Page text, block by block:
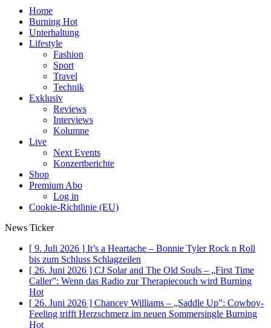
Home
Burning Hot
Unterhaltung
Lifestyle
Fashion
Sport
Travel
Technik
Exklusiv
Reviews
Interviews
Kolumne
Live
Next Events
Konzertberichte
Shop
Premium Abo
Log in
Cookie-Richtlinie (EU)
News Ticker
[ 9. Juli 2026 ] It’s a Heartache – Bonnie Tyler Rock n Roll
bis zum Schluss Schlagzeilen
[ 26. Juni 2026 ] CJ Solar and The Old Souls – „First Time
Caller”: Wenn das Radio zur Therapiecouch wird Burning
Hot
[ 26. Juni 2026 ] Chancey Williams – „Saddle Up”: Cowboy-
Feeling trifft Herzschmerz im neuen Sommersingle Burning
Hot